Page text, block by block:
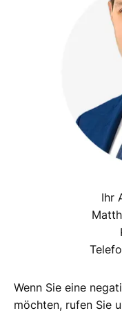
Wenn Sie eine
möchten, rufen Sie
Ihr